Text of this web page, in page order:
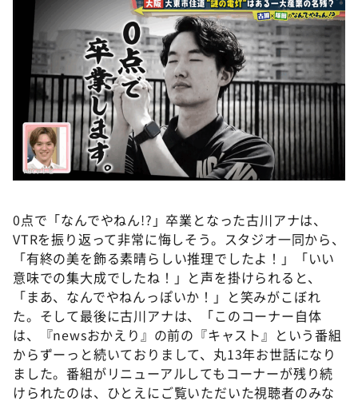
0点で「なんでやねん!?」卒業となった古川アナは、
VTRを振り返って非常に悔しそう。スタジオ一同から、
「有終の美を飾る素晴らしい推理でしたよ！」「いい
意味での集大成でしたね！」と声を掛けられると、
「まあ、なんでやねんっぽいか！」と笑みがこぼれ
た。そして最後に古川アナは、「このコーナー自体
は、『newsおかえり』の前の『キャスト』という番組
からずーっと続いておりまして、丸13年お世話になり
ました。番組がリニューアルしてもコーナーが残り続
けられたのは、ひとえにご覧いただいた視聴者のみな